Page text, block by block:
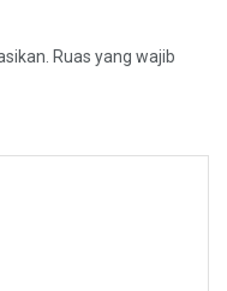
Ruas yang wajib